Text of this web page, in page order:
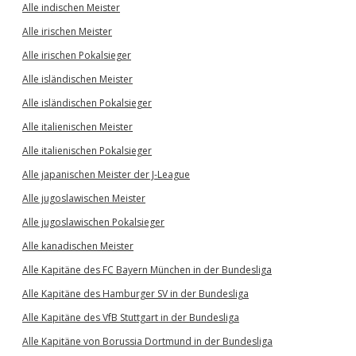
Alle indischen Meister
Alle irischen Meister
Alle irischen Pokalsieger
Alle isländischen Meister
Alle isländischen Pokalsieger
Alle italienischen Meister
Alle italienischen Pokalsieger
Alle japanischen Meister der J-League
Alle jugoslawischen Meister
Alle jugoslawischen Pokalsieger
Alle kanadischen Meister
Alle Kapitäne des FC Bayern München in der Bundesliga
Alle Kapitäne des Hamburger SV in der Bundesliga
Alle Kapitäne des VfB Stuttgart in der Bundesliga
Alle Kapitäne von Borussia Dortmund in der Bundesliga